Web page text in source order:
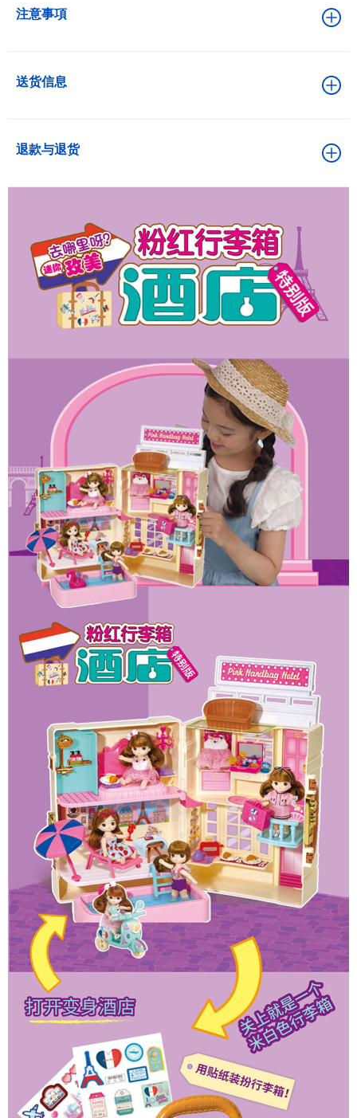
注意事項
送货信息
退款与退货